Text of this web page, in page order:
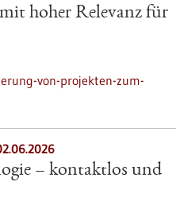
hoher Relevanz für
von-projekten-zum-
– kontaktlos und